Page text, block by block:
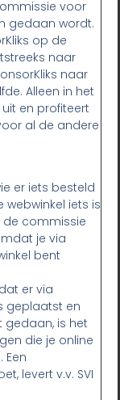
voor
gedaan wordt.
op de
naar
naar
Alleen in het
en profiteert
al de andere
er iets besteld
webwinkel iets is
de commissie
je via
bent
er via
geplaatst en
gedaan, is het
die je online
Een
levert v.v. SVI